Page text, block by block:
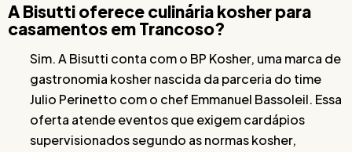
A Bisutti oferece culinária kosher para
casamentos em Trancoso?
Sim. A Bisutti conta com o BP Kosher, uma marca de
gastronomia kosher nascida da parceria do time
Julio Perinetto com o chef Emmanuel Bassoleil. Essa
oferta atende eventos que exigem cardápios
supervisionados segundo as normas kosher,